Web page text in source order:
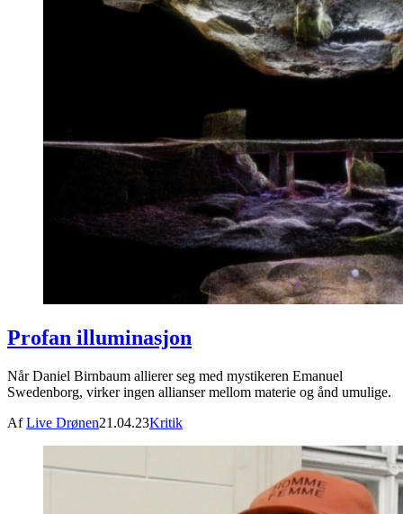
Profan illuminasjon
Når Daniel Birnbaum allierer seg med mystikeren Emanuel
Swedenborg, virker ingen allianser mellom materie og ånd umulige.
AfLive Drønen21.04.23Kritik